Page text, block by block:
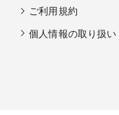
ご利用規約
個人情報の取り扱い